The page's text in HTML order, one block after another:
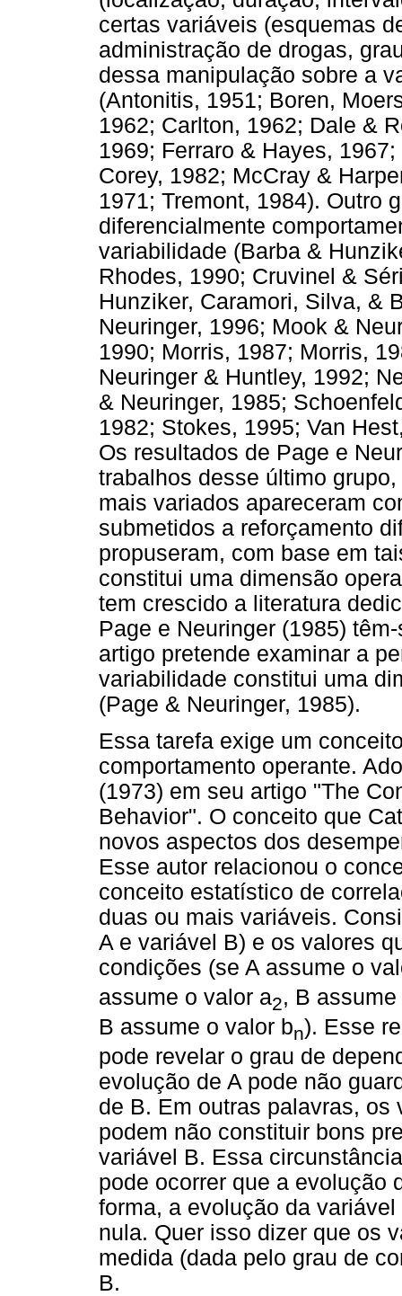
certas variáveis (esquemas
administração de drogas,
dessa manipulação sobre a
(Antonitis, 1951; Boren,
1962; Carlton, 1962; Dale &
1969; Ferraro & Hayes,
Corey, 1982; McCray &
1971; Tremont, 1984). Outro
diferencialmente
variabilidade (Barba &
Rhodes, 1990; Cruvinel &
Hunziker, Caramori, Silva, &
Neuringer, 1996; Mook &
1990; Morris, 1987; Morris,
Neuringer & Huntley, 1992;
& Neuringer, 1985;
1982; Stokes, 1995; Van
Os resultados de Page e
trabalhos desse último
mais variados apareceram
submetidos a reforçamento
propuseram, com base em
constitui uma dimensão
tem crescido a literatura
Page e Neuringer (1985)
artigo pretende examinar a
variabilidade constitui uma
(Page & Neuringer, 1985).
Essa tarefa exige um
comportamento operante.
(1973) em seu artigo "The
Behavior". O conceito que
novos aspectos dos
Esse autor relacionou o
conceito estatístico de
duas ou mais variáveis.
A e variável B) e os valores
condições (se A assume o
assume o valor a2, B
B assume o valor bn). Esse
pode revelar o grau de
evolução de A pode não
de B. Em outras palavras, os
podem não constituir bons
variável B. Essa
pode ocorrer que a evolução
forma, a evolução da
nula. Quer isso dizer que os
medida (dada pelo grau de
B.